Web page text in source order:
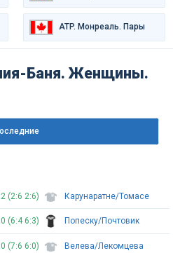
ATP. Монреаль. Пары
Баня. Женщины.
(2:6 2:6) Карунаратне/Томасе
(6:4 6:3) Попеску/Почтовик
(7:6 6:0) Велева/Лекомцева